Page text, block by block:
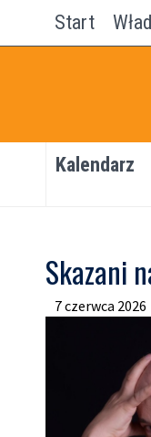
Start
Kalendarz
Skazani
7 czerwca 2026